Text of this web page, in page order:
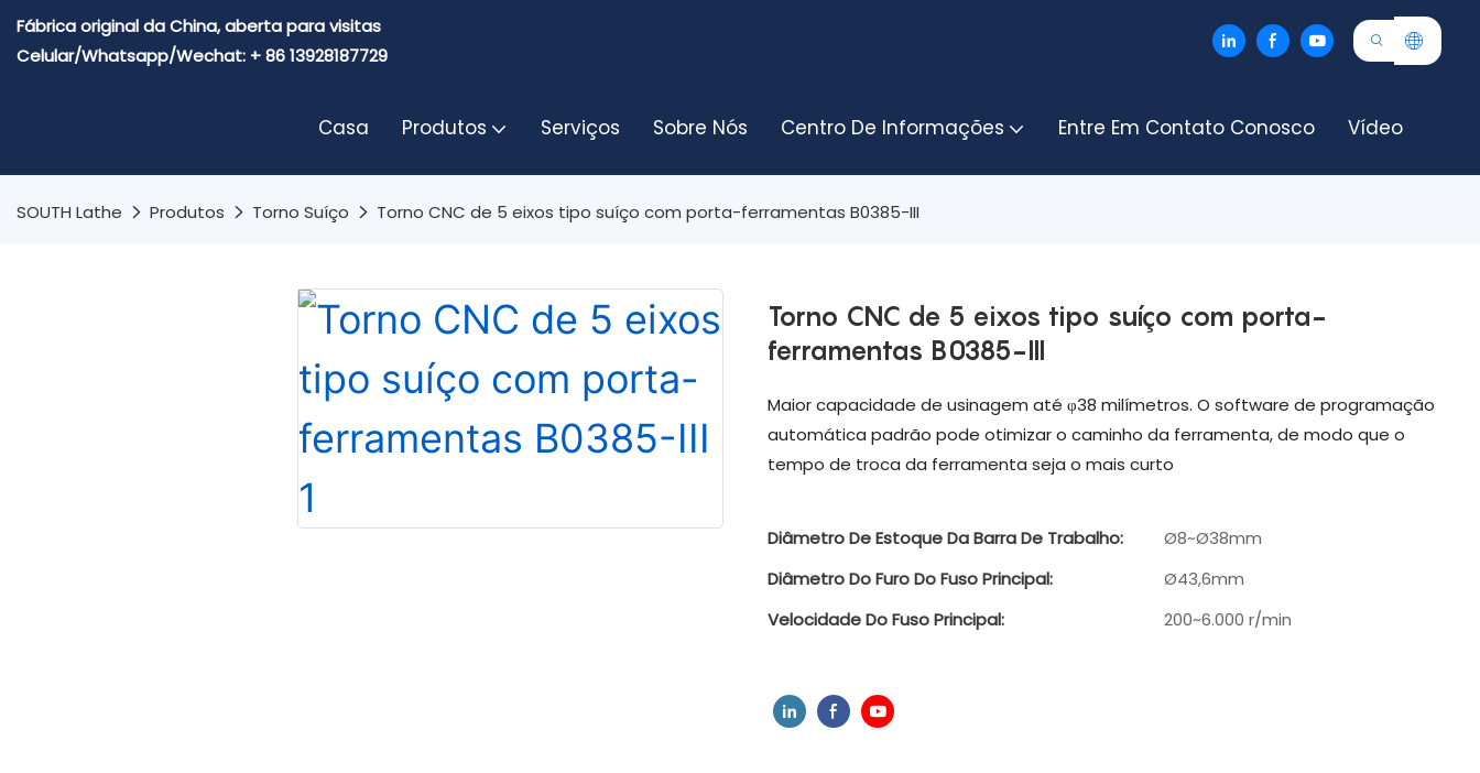
Fábrica original da China, aberta para visitas
Celular/Whatsapp/Wechat: + 86 13928187729
Casa Produtos Serviços Sobre Nós Centro De Informações Entre Em Contato Conosco Vídeo
SOUTH Lathe Produtos Torno Suíço Torno CNC de 5 eixos tipo suíço com porta-ferramentas B0385-III
Torno CNC de 5 eixos tipo suíço com porta-
ferramentas B0385-III
Maior capacidade de usinagem até φ38 milímetros. O software de programação
automática padrão pode otimizar o caminho da ferramenta, de modo que o
tempo de troca da ferramenta seja o mais curto
Diâmetro De Estoque Da Barra De Trabalho:
Ø8~Ø38mm
Diâmetro Do Furo Do Fuso Principal:
Ø43,6mm
Velocidade Do Fuso Principal:
200~6.000 r/min